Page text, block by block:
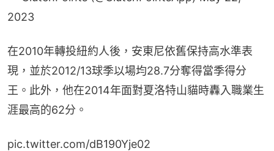
2023
在2010年轉投紐約人後，安東尼依舊保持高水準表
現，並於2012/13球季以場均28.7分奪得當季得分
王。此外，他在2014年面對夏洛特山貓時轟入職業生
涯最高的62分。
pic.twitter.com/dB190Yje02